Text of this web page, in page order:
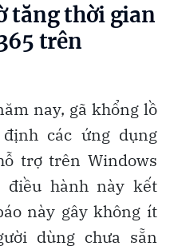
tăng thời gian
trên
nay, gã khổng lồ
các ứng dụng
trợ trên Windows
điều hành này kết
này gây không ít
dùng chưa sẵn